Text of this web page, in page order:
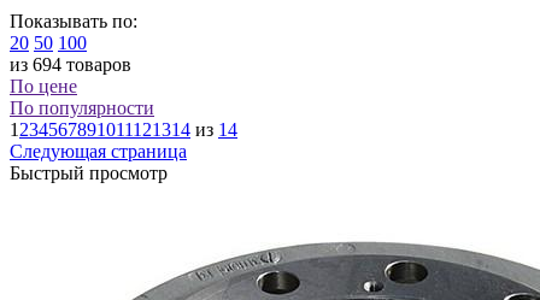
Показывать по:
20 50 100
из 694 товаров
По цене
По популярности
1234567891011121314 из 14
Следующая страница
Быстрый просмотр